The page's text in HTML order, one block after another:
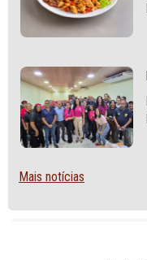
Mais notícias